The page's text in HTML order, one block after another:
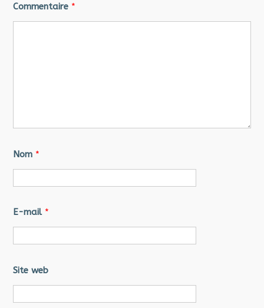
Commentaire *
Nom *
E-mail *
Site web